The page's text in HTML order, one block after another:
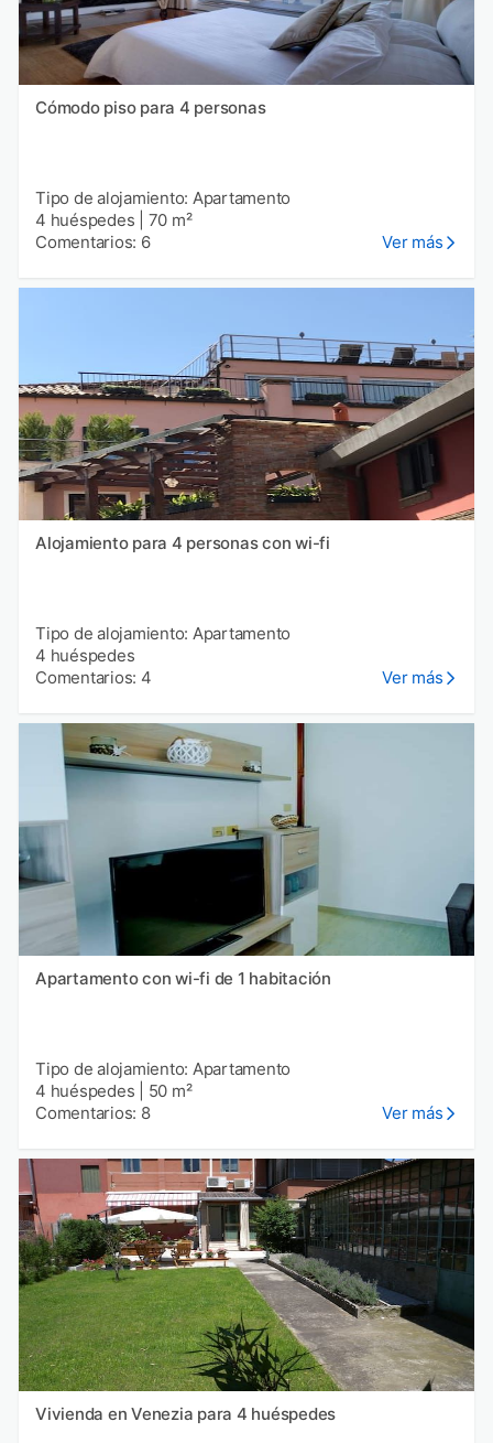
Cómodo piso para 4 personas
Tipo de alojamiento: Apartamento
4 huéspedes
70 m²
Comentarios: 6
Ver más
Alojamiento para 4 personas con wi-fi
Tipo de alojamiento: Apartamento
4 huéspedes
Comentarios: 4
Ver más
Apartamento con wi-fi de 1 habitación
Tipo de alojamiento: Apartamento
4 huéspedes
50 m²
Comentarios: 8
Ver más
Vivienda en Venezia para 4 huéspedes